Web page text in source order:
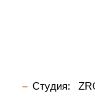
Студия: